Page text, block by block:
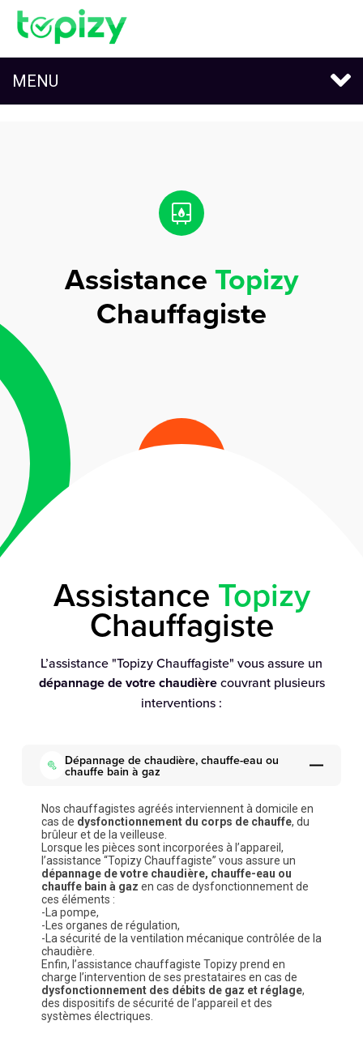
MENU
AssistanceTopizy
Chauffagiste
Assistance Topizy
Chauffagiste
L’assistance "Topizy Chauffagiste" vous assure un
dépannage de votre chaudièrecouvrant plusieurs
interventions :
Dépannage de chaudière, chauffe-eau ou
chauffe bain à gaz
Nos chauffagistes agréés interviennent à domicile en
cas de dysfonctionnement du corps de chauffe, du
brûleur et de la veilleuse.
Lorsque les pièces sont incorporées à l’appareil,
l’assistance “Topizy Chauffagiste” vous assure un
dépannage de votre chaudière, chauffe-eau ou
chauffe bain à gaz en cas de dysfonctionnement de
ces éléments :
-La pompe,
-Les organes de régulation,
-La sécurité de la ventilation mécanique contrôlée de la
chaudière.
Enfin, l’assistance chauffagiste Topizy prend en
charge l’intervention de ses prestataires en cas de
dysfonctionnement des débits de gaz et réglage,
des dispositifs de sécurité de l’appareil et des
systèmes électriques.